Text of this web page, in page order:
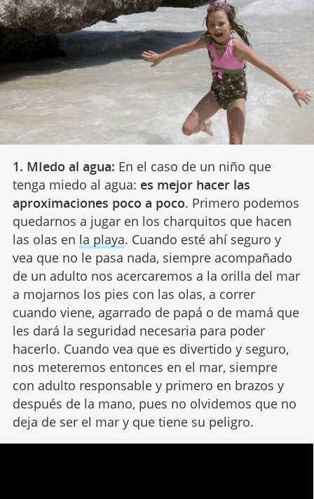
1. MIedo al agua: En el caso de un niño que
tenga miedo al agua: es mejor hacer las
aproximaciones poco a poco. Primero podemos
quedarnos a jugar en los charquitos que hacen
las olas en la playa. Cuando esté ahí seguro y
vea que no le pasa nada, siempre acompañado
de un adulto nos acercaremos a la orilla del mar
a mojarnos los pies con las olas, a correr
cuando viene, agarrado de papá o de mamá que
les dará la seguridad necesaria para poder
hacerlo. Cuando vea que es divertido y seguro,
nos meteremos entonces en el mar, siempre
con adulto responsable y primero en brazos y
después de la mano, pues no olvidemos que no
deja de ser el mar y que tiene su peligro.